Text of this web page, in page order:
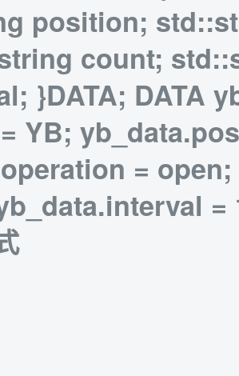
position;
count;
}DATA; DATA
YB;
=
=